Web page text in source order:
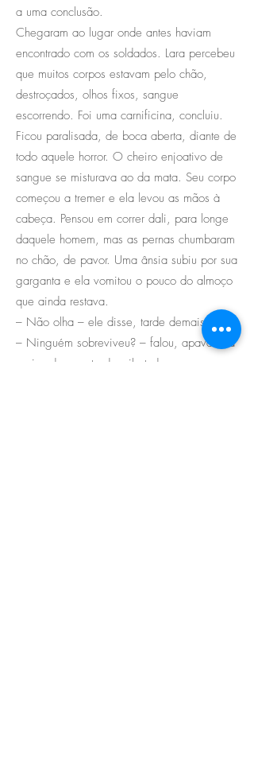
a uma conclusão.
Chegaram ao lugar onde antes haviam
encontrado com os soldados. Lara percebeu
que muitos corpos estavam pelo chão,
destroçados, olhos fixos, sangue
escorrendo. Foi uma carnificina, concluiu.
Ficou paralisada, de boca aberta, diante de
todo aquele horror. O cheiro enjoativo de
sangue se misturava ao da mata. Seu corpo
começou a tremer e ela levou as mãos à
cabeça. Pensou em correr dali, para longe
daquele homem, mas as pernas chumbaram
no chão, de pavor. Uma ânsia subiu por sua
garganta e ela vomitou o pouco do almoço
que ainda restava.
– Não olha – ele disse, tarde demais.
– Ninguém sobreviveu? – falou, apavorada
e virando o rosto daquilo tudo.